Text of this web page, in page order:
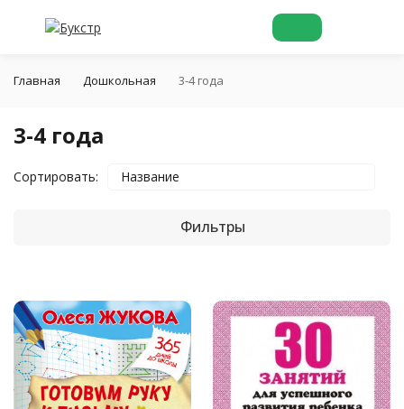
Главная Дошкольная 3-4 года
3-4 года
Сортировать: Название
Фильтры